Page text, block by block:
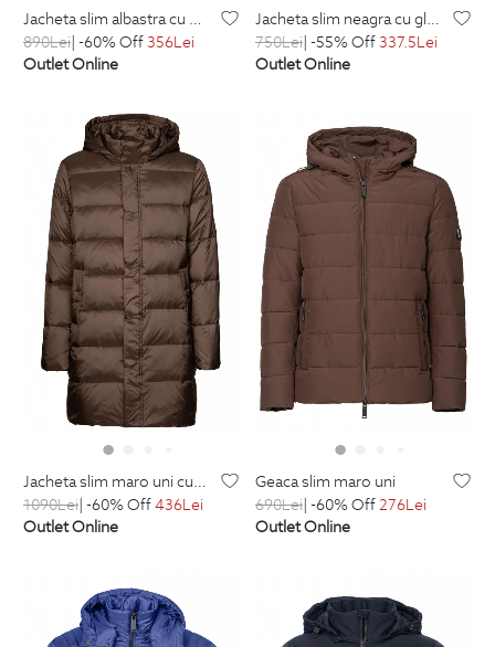
jacheta slim albastra cu gluga detasabila
890Lei| -60% Off356Lei
Outlet Online
jacheta slim neagra cu gluga detasabila
750Lei| -55% Off337.5Lei
Outlet Online
jacheta slim maro uni cu puf
1090Lei| -60% Off436Lei
Outlet Online
geaca slim maro uni
690Lei| -60% Off276Lei
Outlet Online